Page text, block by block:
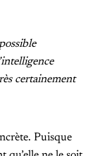
certainement
Puisque